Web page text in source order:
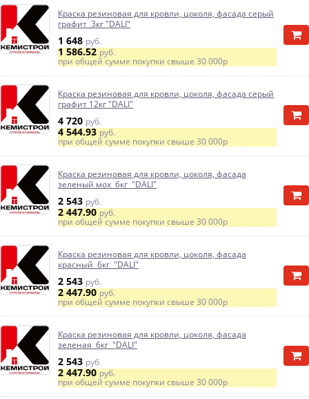
Краска резиновая для кровли, цоколя, фасада серый
графит 3кг "DALI"
1 648 руб.
1 586.52руб.
при общей сумме покупки свыше 30 000р
Краска резиновая для кровли, цоколя, фасада серый
графит 12кг "DALI"
4 720 руб.
4 544.93руб.
при общей сумме покупки свыше 30 000р
Краска резиновая для кровли, цоколя, фасада
зеленый мох 6кг "DALI"
2 543 руб.
2 447.90руб.
при общей сумме покупки свыше 30 000р
Краска резиновая для кровли, цоколя, фасада
красный 6кг "DALI"
2 543 руб.
2 447.90руб.
при общей сумме покупки свыше 30 000р
Краска резиновая для кровли, цоколя, фасада
зеленая 6кг "DALI"
2 543 руб.
2 447.90руб.
при общей сумме покупки свыше 30 000р